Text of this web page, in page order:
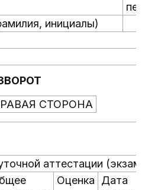
инициалы)
СТОРОНА
аттестации
Оценка
Дата